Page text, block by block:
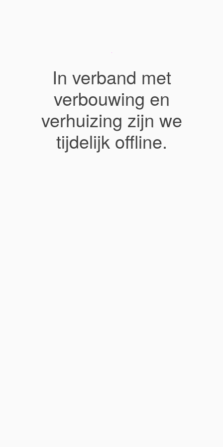
In verband met
verbouwing en
verhuizing zijn we
tijdelijk offline.